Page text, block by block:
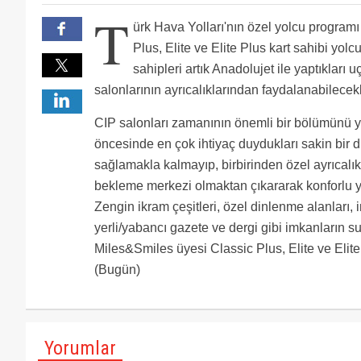
kullanamıyorum, anadolujet olduğu için, neden
THY'den 26.07.2013 tarhihinde gelen elektronik
üzere - 1 Ağustos 2013 tarihinden itibaren Anadolu
Kısaca Miles and Smiles üyeleri için Anadolu Jetle
kalmadı beyler artık anadolu jet diye
JHG ve JHJ 738'ler...En son JHI (Hendek) SAH
express yazısı yerine anadolu jet yazıldı ve
SKY'dan wet lease kalanlar ise XQ ekipli.
T ürk Hava Yolları'nın özel yolcu
Plus, Elite ve Elite Plus kart sahibi
sahipleri artık Anadolujet ile yaptıkları
salonlarının ayrıcalıklarından
CIP salonları zamanının önemli bir
öncesinde en çok ihtiyaç duydukları sakin bir
sağlamakla kalmayıp, birbirinden özel
bekleme merkezi olmaktan çıkararak konforlu
Zengin ikram çeşitleri, özel dinlenme alanları,
yerli/yabancı gazete ve dergi gibi imkanların
Miles&Smiles üyesi Classic Plus, Elite ve
(Bugün)
Yorumlar